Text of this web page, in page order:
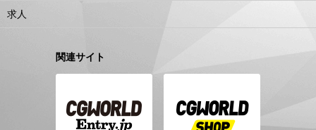
求人
関連サイト